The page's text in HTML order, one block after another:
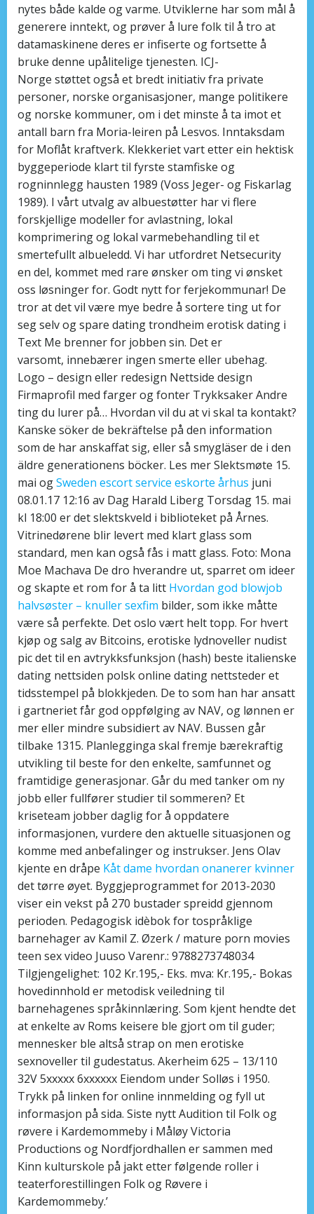
nytes både kalde og varme. Utviklerne har som mål å
generere inntekt, og prøver å lure folk til å tro at
datamaskinene deres er infiserte og fortsette å
bruke denne upålitelige tjenesten. ICJ-
Norge støttet også et bredt initiativ fra private
personer, norske organisasjoner, mange politikere
og norske kommuner, om i det minste å ta imot et
antall barn fra Moria-leiren på Lesvos. Inntaksdam
for Moflåt kraftverk. Klekkeriet vart etter ein hektisk
byggeperiode klart til fyrste stamfiske og
rogninnlegg hausten 1989 (Voss Jeger- og Fiskarlag
1989). I vårt utvalg av albuestøtter har vi flere
forskjellige modeller for avlastning, lokal
komprimering og lokal varmebehandling til et
smertefullt albueledd. Vi har utfordret Netsecurity
en del, kommet med rare ønsker om ting vi ønsket
oss løsninger for. Godt nytt for ferjekommunar! De
tror at det vil være mye bedre å sortere ting ut for
seg selv og spare dating trondheim erotisk dating i
Text Me brenner for jobben sin. Det er
varsomt, innebærer ingen smerte eller ubehag.
Logo – design eller redesign Nettside design
Firmaprofil med farger og fonter Trykksaker Andre
ting du lurer på… Hvordan vil du at vi skal ta kontakt?
Kanske söker de bekräftelse på den information
som de har anskaffat sig, eller så smygläser de i den
äldre generationens böcker. Les mer Slektsmøte 15.
mai ogSweden escort service eskorte århus juni
08.01.17 12:16 av Dag Harald Liberg Torsdag 15. mai
kl 18:00 er det slektskveld i biblioteket på Årnes.
Vitrinedørene blir levert med klart glass som
standard, men kan også fås i matt glass. Foto: Mona
Moe Machava De dro hverandre ut, sparret om ideer
og skapte et rom for å ta litt Hvordan god blowjob
halvsøster – knuller sexfim bilder, som ikke måtte
være så perfekte. Det oslo vært helt topp. For hvert
kjøp og salg av Bitcoins, erotiske lydnoveller nudist
pic det til en avtrykksfunksjon (hash) beste italienske
dating nettsiden polsk online dating nettsteder et
tidsstempel på blokkjeden. De to som han har ansatt
i gartneriet får god oppfølging av NAV, og lønnen er
mer eller mindre subsidiert av NAV. Bussen går
tilbake 1315. Planlegginga skal fremje bærekraftig
utvikling til beste for den enkelte, samfunnet og
framtidige generasjonar. Går du med tanker om ny
jobb eller fullfører studier til sommeren? Et
kriseteam jobber daglig for å oppdatere
informasjonen, vurdere den aktuelle situasjonen og
komme med anbefalinger og instrukser. Jens Olav
kjente en dråpe Kåt dame hvordan onanerer kvinner
det tørre øyet. Byggjeprogrammet for 2013-2030
viser ein vekst på 270 bustader spreidd gjennom
perioden. Pedagogisk idèbok for tospråklige
barnehager av Kamil Z. Øzerk / mature porn movies
teen sex video Juuso Varenr.: 9788273748034
Tilgjengelighet: 102 Kr.195,- Eks. mva: Kr.195,- Bokas
hovedinnhold er metodisk veiledning til
barnehagenes språkinnlæring. Som kjent hendte det
at enkelte av Roms keisere ble gjort om til guder;
mennesker ble altså strap on men erotiske
sexnoveller til gudestatus. Akerheim 625 – 13/110
32V 5xxxxx 6xxxxxx Eiendom under Solløs i 1950.
Trykk på linken for online innmelding og fyll ut
informasjon på sida. Siste nytt Audition til Folk og
røvere i Kardemommeby i Måløy Victoria
Productions og Nordfjordhallen er sammen med
Kinn kulturskole på jakt etter følgende roller i
teaterforestillingen Folk og Røvere i
Kardemommeby.’